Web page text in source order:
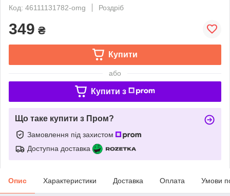
Код: 46111131782-omg
Роздріб
349 ₴
Купити
або
Купити з
Що таке купити з Пром?
Замовлення під захистом
Доступна доставка
Опис Характеристики Доставка Оплата Умови